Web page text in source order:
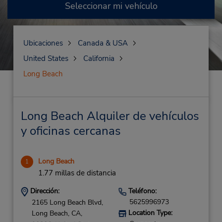
Seleccionar mi vehículo
Ubicaciones
Canada & USA
United States
California
Long Beach
Long Beach Alquiler de vehículos
y oficinas cercanas
1 Long Beach
1.77 millas de distancia
Dirección:
2165 Long Beach Blvd,
Long Beach, CA,
Teléfono:
5625996973
Location Type: